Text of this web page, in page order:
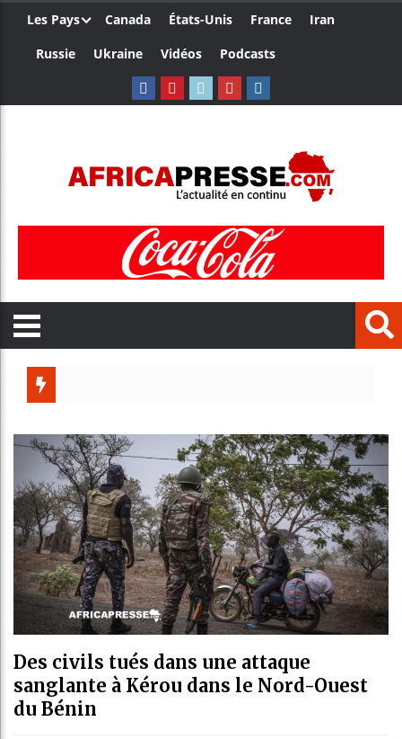
Les Pays Canada États-Unis France
Iran
Russie
Ukraine Vidéos Podcasts
Des civils tués dans une attaque
sanglante à Kérou dans le Nord-Ouest
du Bénin